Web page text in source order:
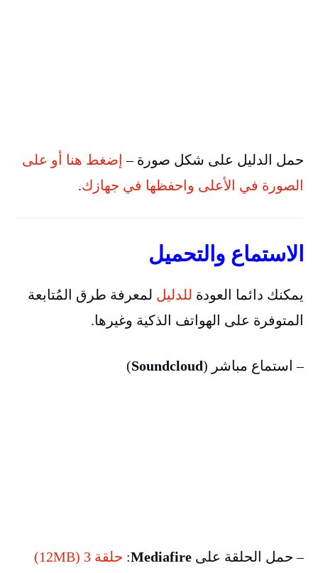
حمل الدليل على شكل صورة – إضغط هنا أو على
الصورة في الأعلى واحفظها في جهازك.
الاستماع والتحميل
يمكنك دائما العودة للدليل لمعرفة طرق المُتابعة
المتوفرة على الهواتف الذكية وغيرها.
– استماع مباشر (Soundcloud
)
– حمل الحلقة على Mediafire
: حلقة 3 (12MB)